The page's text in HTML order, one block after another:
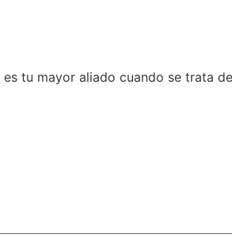
tu mayor aliado cuando se trata